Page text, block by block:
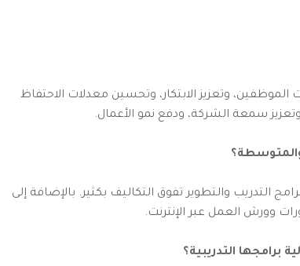
وتعزيز الابتكار، وتحسين معدلات الاحتفاظ
سمعة الشركة، ودفع نمو الأعمال.
التدريب والتطوير تفوق التكاليف بكثير. بالإضافة إلى
وورش العمل عبر الإنترنت.
التدريبية؟